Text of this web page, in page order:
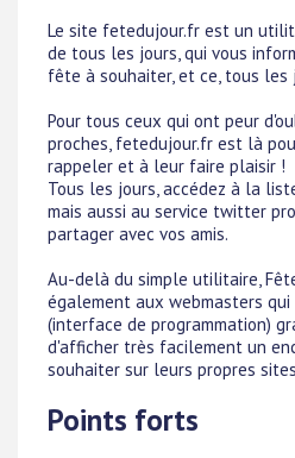
Le site fetedujour.fr est un
de tous les jours, qui vous
fête à souhaiter, et ce, tous les
Pour tous ceux qui ont peur
proches, fetedujour.fr est là
rappeler et à leur faire plaisir !
Tous les jours, accédez à la
mais aussi au service twitter
partager avec vos amis.
Au-delà du simple utilitaire,
également aux webmasters qui
(interface de programmation)
d'afficher très facilement un
souhaiter sur leurs propres
Points forts